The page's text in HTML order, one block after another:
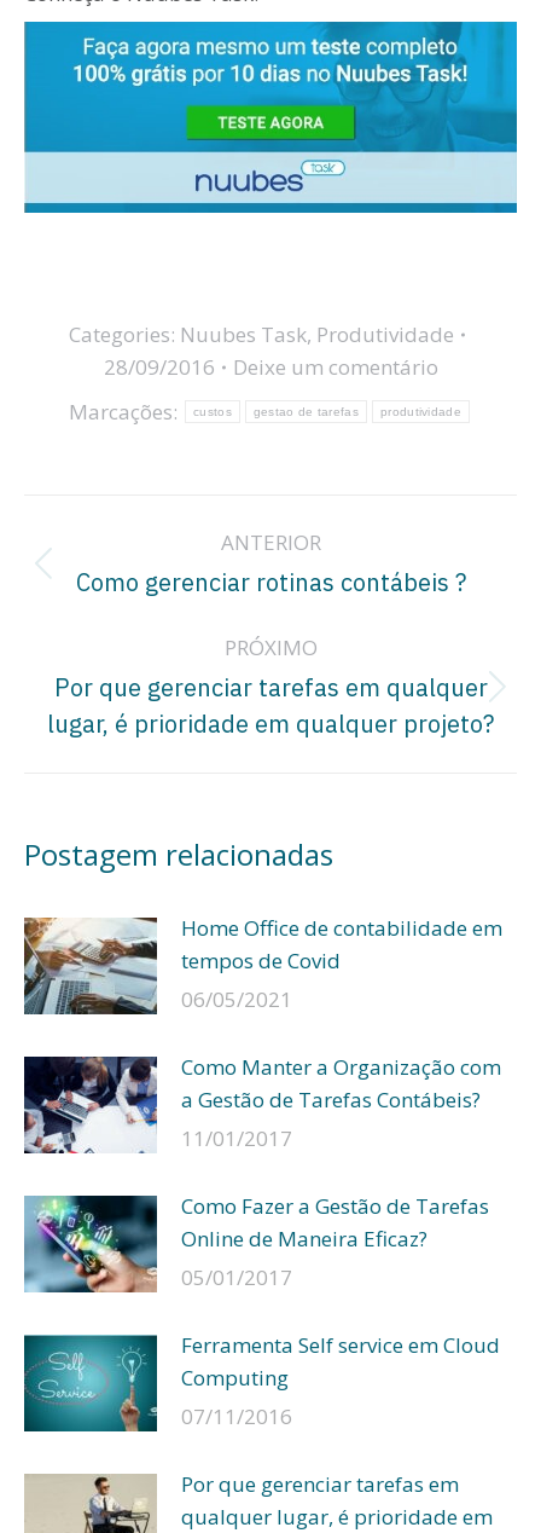
Categories: Nuubes Task, Produtividade
28/09/2016
Deixe um comentário
Marcações:
custos gestao de tarefas produtividade
de
post:
ANTERIOR
Post
Como gerenciar rotinas contábeis ?
PRÓXIMO
Próximo
post:
Por que gerenciar tarefas em qualquer
lugar, é prioridade em qualquer projeto?
Postagem relacionadas
Home Office de contabilidade em
tempos de Covid
06/05/2021
Como Manter a Organização com
a Gestão de Tarefas Contábeis?
11/01/2017
Como Fazer a Gestão de Tarefas
Online de Maneira Eficaz?
05/01/2017
Ferramenta Self service em Cloud
Computing
07/11/2016
Por que gerenciar tarefas em
qualquer lugar, é prioridade em